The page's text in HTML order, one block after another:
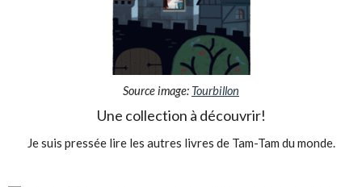
Source image: Tourbillon
Une collection à découvrir!
Je suis pressée lire les autres livres de Tam-Tam du monde.